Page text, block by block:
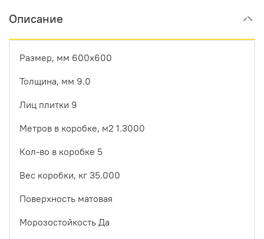
Описание
Размер, мм 600x600
Толщина, мм 9.0
Лиц плитки 9
Метров в коробке, м2 1.3000
Кол-во в коробке 5
Вес коробки, кг 35.000
Поверхность матовая
Морозостойкость Да